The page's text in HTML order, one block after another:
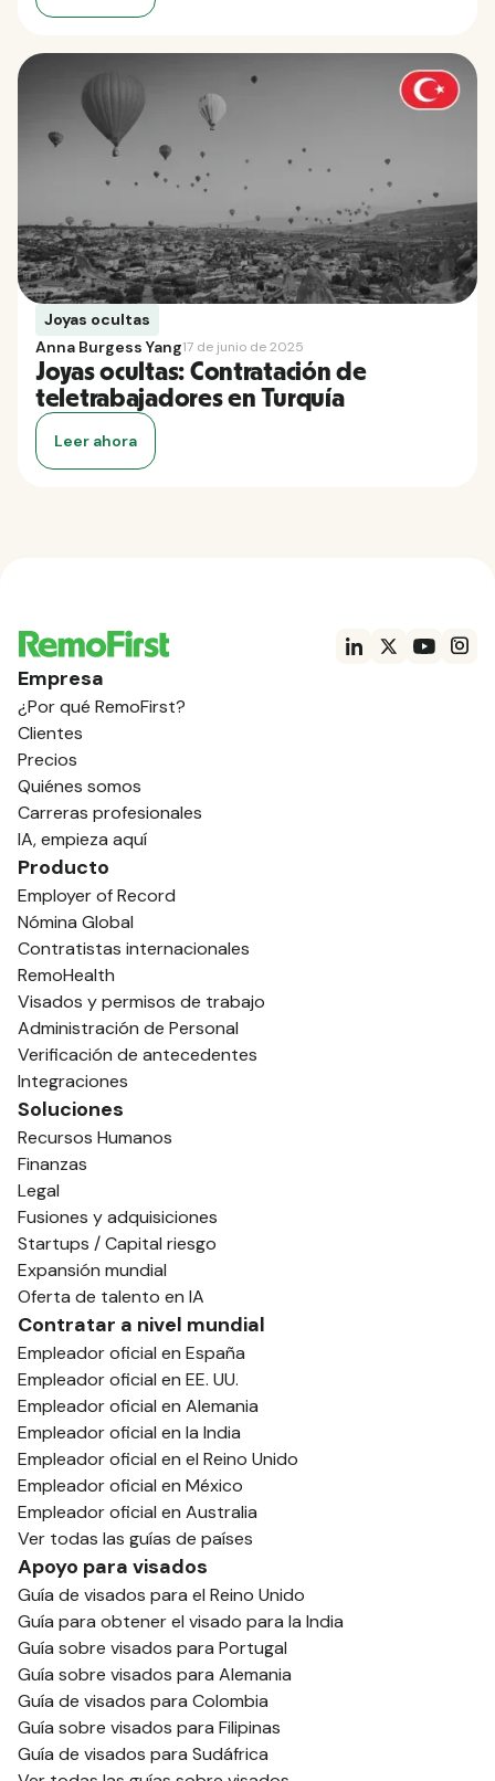
Joyas ocultas
Anna Burgess Yang17 de junio de 2025
Joyas ocultas: Contratación de
teletrabajadores en Turquía
Leer ahora
Empresa
¿Por qué RemoFirst?
Clientes
Precios
Quiénes somos
Carreras profesionales
IA, empieza aquí
Producto
Employer of Record
Nómina Global
Contratistas internacionales
RemoHealth
Visados y permisos de trabajo
Administración de Personal
Verificación de antecedentes
Integraciones
Soluciones
Recursos Humanos
Finanzas
Legal
Fusiones y adquisiciones
Startups / Capital riesgo
Expansión mundial
Oferta de talento en IA
Contratar a nivel mundial
Empleador oficial en España
Empleador oficial en EE. UU.
Empleador oficial en Alemania
Empleador oficial en la India
Empleador oficial en el Reino Unido
Empleador oficial en México
Empleador oficial en Australia
Ver todas las guías de países
Apoyo para visados
Guía de visados para el Reino Unido
Guía para obtener el visado para la India
Guía sobre visados para Portugal
Guía sobre visados para Alemania
Guía de visados para Colombia
Guía sobre visados para Filipinas
Guía de visados para Sudáfrica